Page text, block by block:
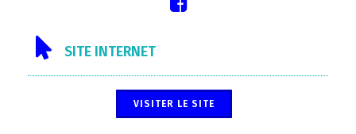
SITE INTERNET
VISITER LE SITE